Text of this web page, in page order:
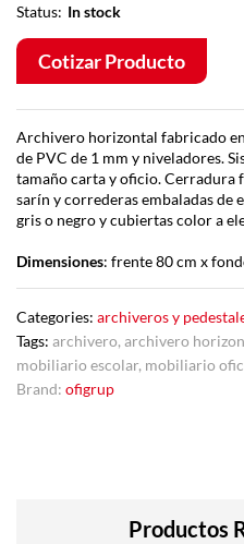
Status: In stock
Cotizar Producto
Archivero horizontal fabricado
de PVC de 1 mm y niveladores.
tamaño carta y oficio.
sarín y correderas embaladas de
gris o negro y cubiertas color a
Dimensiones: frente 80 cm x
Categories: archiveros y
Tags: archivero, archivero
mobiliario escolar, mobiliario
Brand: ofigrup
Productos